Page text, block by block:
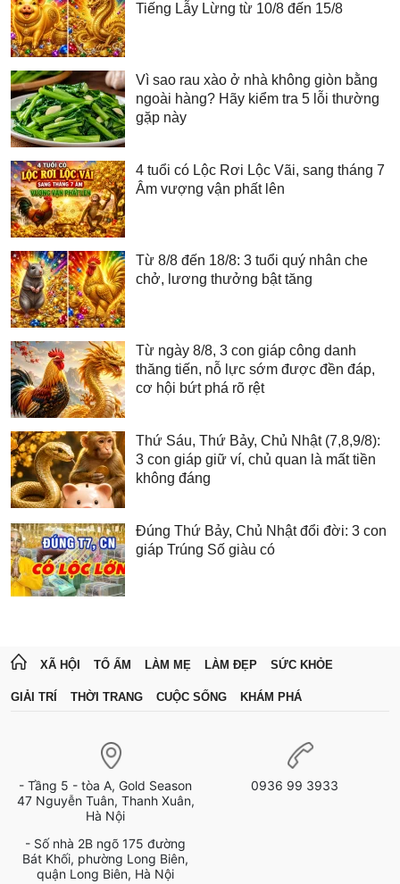
Tiếng Lẫy Lừng từ 10/8 đến 15/8
Vì sao rau xào ở nhà không giòn bằng
ngoài hàng? Hãy kiểm tra 5 lỗi thường
gặp này
4 tuổi có Lộc Rơi Lộc Vãi, sang tháng 7
Âm vượng vận phất lên
Từ 8/8 đến 18/8: 3 tuổi quý nhân che
chở, lương thưởng bật tăng
Từ ngày 8/8, 3 con giáp công danh
thăng tiến, nỗ lực sớm được đền đáp,
cơ hội bứt phá rõ rệt
Thứ Sáu, Thứ Bảy, Chủ Nhật (7,8,9/8):
3 con giáp giữ ví, chủ quan là mất tiền
không đáng
Đúng Thứ Bảy, Chủ Nhật đổi đời: 3 con
giáp Trúng Số giàu có
XÃ HỘI TỔ ẤM LÀM MẸ LÀM ĐẸP SỨC KHỎE
GIẢI TRÍ THỜI TRANG CUỘC SỐNG KHÁM PHÁ
- Tầng 5 - tòa A, Gold Season
47 Nguyễn Tuân, Thanh Xuân,
Hà Nội
- Số nhà 2B ngõ 175 đường
Bát Khối, phường Long Biên,
quận Long Biên, Hà Nội
0936 99 3933